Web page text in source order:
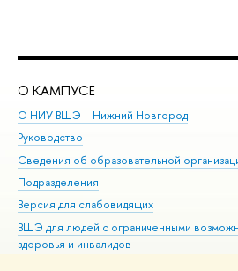
О КАМПУСЕ
О НИУ ВШЭ – Нижний Новгород
Руководство
Сведения об образовательной
Подразделения
Версия для слабовидящих
ВШЭ для людей с ограниченными
здоровья и инвалидов